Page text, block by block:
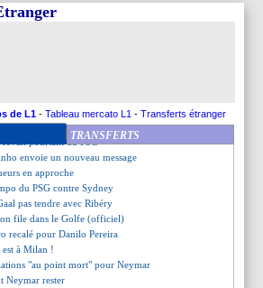
de L1 - Tableau mercato L1 - Transferts étranger
TRANSFERTS
défend Griezmann
se renseignent pour Kakuta
la réponse de Cavani
filer à Everton !
rêvait pourtant du PSG
envoie un nouveau message
en approche
du PSG contre Sydney
pas tendre avec Ribéry
file dans le Golfe (officiel)
recalé pour Danilo Pereira
est à Milan !
"au point mort" pour Neymar
Neymar rester